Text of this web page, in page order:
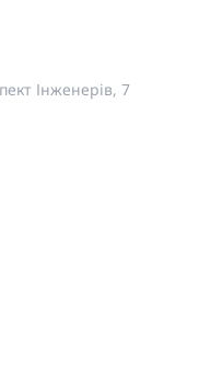
Інженерів, 7